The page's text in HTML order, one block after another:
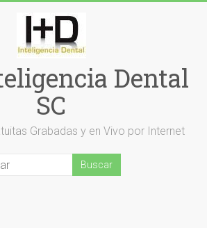
Dental
SC
Grabadas y en Vivo por Internet